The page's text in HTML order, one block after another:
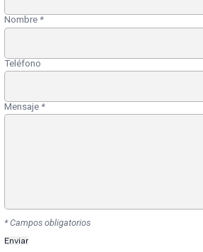
Nombre *
Teléfono
Mensaje *
* Campos obligatorios